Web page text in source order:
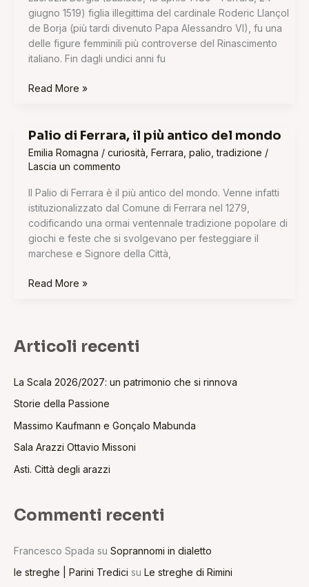
giugno 1519) figlia illegittima del cardinale Roderic Llançol
de Borja (più tardi divenuto Papa Alessandro VI), fu una
delle figure femminili più controverse del Rinascimento
italiano. Fin dagli undici anni fu
Read More »
Palio di Ferrara, il più antico del mondo
Emilia Romagna / curiosità Ferrara palio ,tradizione /
Lascia un commento
Il Palio di Ferrara è il più antico del mondo. Venne infatti
istituzionalizzato dal Comune di Ferrara nel 1279,
codificando una ormai ventennale tradizione popolare di
giochi e feste che si svolgevano per festeggiare il
marchese e Signore della Città,
Palio
di
Ferrara,
più
antico
del
mondo
Read More »
Articoli recenti
La Scala 2026/2027: un patrimonio che si rinnova
Storie della Passione
Massimo Kaufmann e Gonçalo Mabunda
Sala Arazzi Ottavio Missoni
Asti. Città degli arazzi
Commenti recenti
Francesco Spada su Soprannomi in dialetto
le streghe | Parini Tredici su Le streghe di Rimini